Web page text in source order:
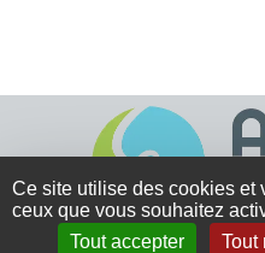
Ce site utilise des cookies et
ceux que vous souhaitez
Tout accepter
Tout